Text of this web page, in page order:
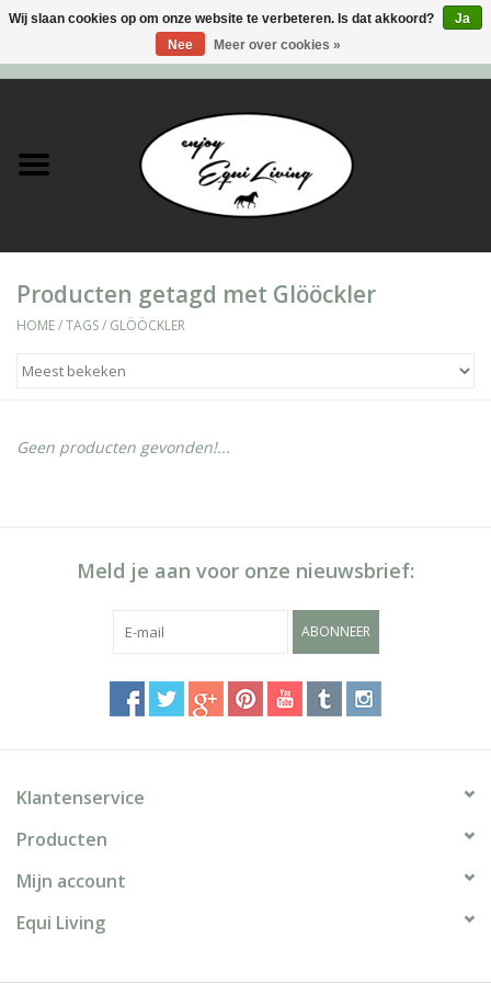
Stal en meer
Ruiter
Producten getagd met Glööckler
HOME/TAGS/ GLÖÖCKLER
Geen producten gevonden!...
Meld je aan voor onze nieuwsbrief:
ABONNEER
Klantenservice
Producten
Mijn account
Equi Living
Wij slaan cookies op om onze website te verbeteren. Is dat akkoord?
Ja
Nee
Meer over cookies »